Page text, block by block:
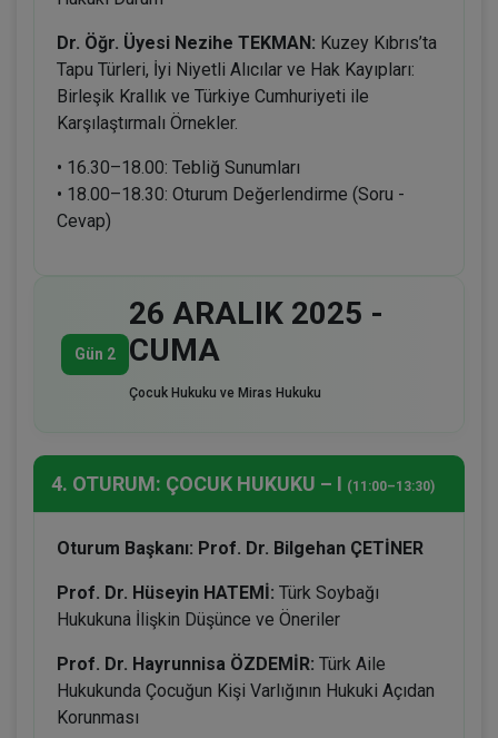
Dr. Öğr. Üyesi Nezihe TEKMAN: Kuzey Kıbrıs’ta
Tapu Türleri, İyi Niyetli Alıcılar ve Hak Kayıpları:
Birleşik Krallık ve Türkiye Cumhuriyeti ile
Karşılaştırmalı Örnekler.
• 16.30–18.00: Tebliğ Sunumları
• 18.00–18.30: Oturum Değerlendirme (Soru -
Cevap)
Gün 2
26 ARALIK 2025 -
CUMA
Çocuk Hukuku ve Miras Hukuku
4. OTURUM: ÇOCUK HUKUKU – I (11:00–13:30)
Oturum Başkanı: Prof. Dr. Bilgehan ÇETİNER
Prof. Dr. Hüseyin HATEMİ: Türk Soybağı
Hukukuna İlişkin Düşünce ve Öneriler
Prof. Dr. Hayrunnisa ÖZDEMİR: Türk Aile
Hukukunda Çocuğun Kişi Varlığının Hukuki Açıdan
Korunması